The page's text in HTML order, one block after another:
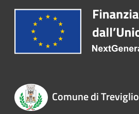
Comune di Treviglio